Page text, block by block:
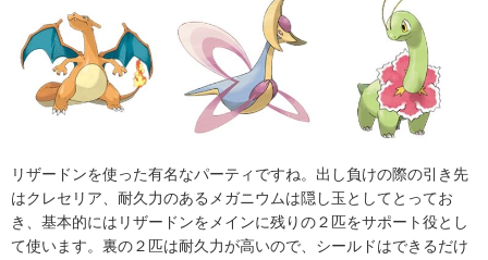
リザードンを使った有名なパーティですね。出し負けの際の引き先
はクレセリア、耐久力のあるメガニウムは隠し玉としてとってお
き、基本的にはリザードンをメインに残りの２匹をサポート役とし
て使います。裏の２匹は耐久力が高いので、シールドはできるだけ